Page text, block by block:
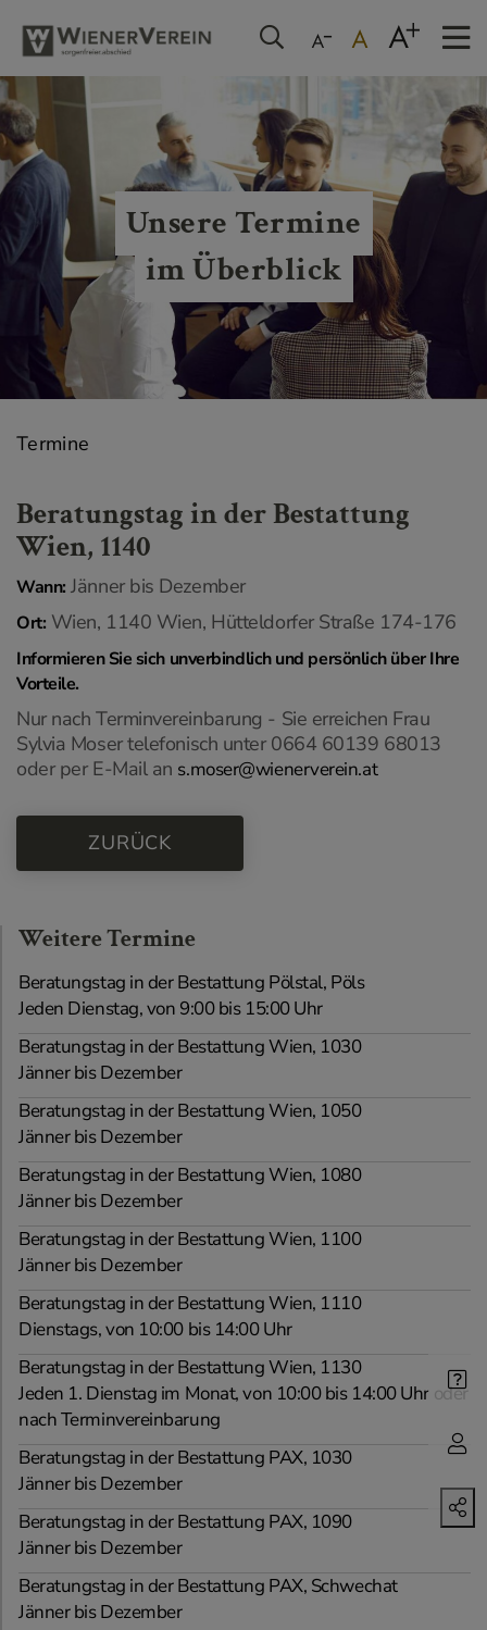
Unsere Termine
im Überblick
Termine
Beratungstag in der Bestattung
Wien, 1140
Wann: Jänner bis Dezember
Ort: Wien, 1140 Wien, Hütteldorfer Straße 174-176
Informieren Sie sich unverbindlich und persönlich über Ihre
Vorteile.
Nur nach Terminvereinbarung - Sie erreichen Frau
Sylvia Moser telefonisch unter 0664 60139 68013
oder per E-Mail an s.moser@wienerverein.at
ZURÜCK
Weitere Termine
Beratungstag in der Bestattung Pölstal, Pöls
Jeden Dienstag, von 9:00 bis 15:00 Uhr
Beratungstag in der Bestattung Wien, 1030
Jänner bis Dezember
Beratungstag in der Bestattung Wien, 1050
Jänner bis Dezember
Beratungstag in der Bestattung Wien, 1080
Jänner bis Dezember
Beratungstag in der Bestattung Wien, 1100
Jänner bis Dezember
Beratungstag in der Bestattung Wien, 1110
Dienstags, von 10:00 bis 14:00 Uhr
Beratungstag in der Bestattung Wien, 1130
Jeden 1. Dienstag im Monat, von 10:00 bis 14:00 Uhr oder
nach Terminvereinbarung
Beratungstag in der Bestattung PAX, 1030
Jänner bis Dezember
Beratungstag in der Bestattung PAX, 1090
Jänner bis Dezember
Beratungstag in der Bestattung PAX, Schwechat
Jänner bis Dezember